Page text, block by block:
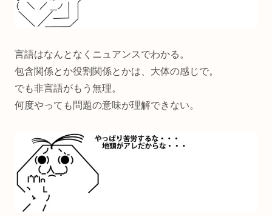
言語はなんとなくニュアンスでわかる。
包含関係とか役割関係とかは、大体の感じで。
でも非言語がもう無理。
何度やっても問題の意味が理解できない。